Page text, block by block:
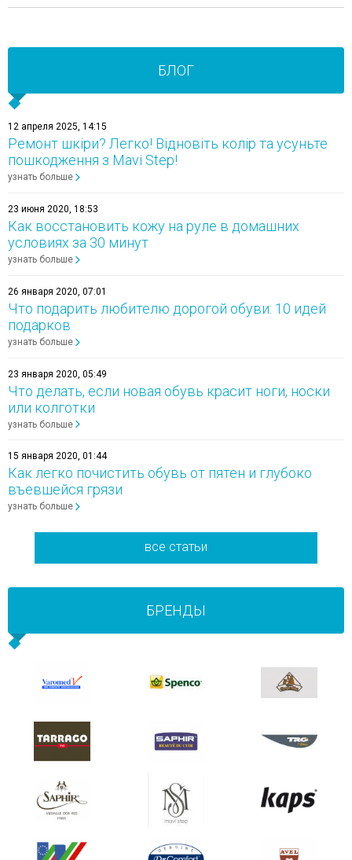
БЛОГ
12 апреля 2025, 14:15
Ремонт шкіри? Легко! Відновіть колір та усуньте
пошкодження з Mavi Step!
узнать больше
23 июня 2020, 18:53
Как восстановить кожу на руле в домашних
условиях за 30 минут
узнать больше
26 января 2020, 07:01
Что подарить любителю дорогой обуви: 10 идей
подарков
узнать больше
23 января 2020, 05:49
Что делать, если новая обувь красит ноги, носки
или колготки
узнать больше
15 января 2020, 01:44
Как легко почистить обувь от пятен и глубоко
въевшейся грязи
узнать больше
все статьи
БРЕНДЫ